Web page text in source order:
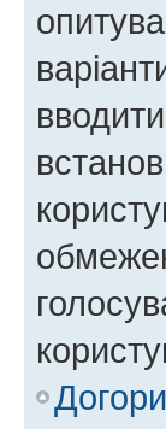
Догори